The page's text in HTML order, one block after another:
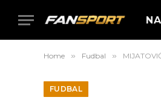
Home » Fudbal »
FUDBAL